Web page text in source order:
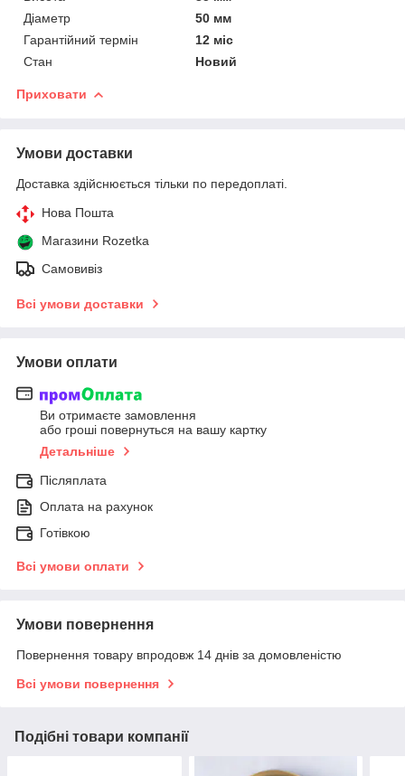
Діаметр
50 мм
Гарантійний термін
12 міс
Стан
Новий
Приховати
Умови доставки
Доставка здійснюється тільки по передоплаті.
Нова Пошта
Магазини Rozetka
Самовивіз
Всі умови доставки
Умови оплати
Ви отримаєте замовлення
або гроші повернуться на вашу картку
Детальніше
Післяплата
Оплата на рахунок
Готівкою
Всі умови оплати
Умови повернення
Повернення товару впродовж 14 днів за домовленістю
Всі умови повернення
Подібні товари компанії